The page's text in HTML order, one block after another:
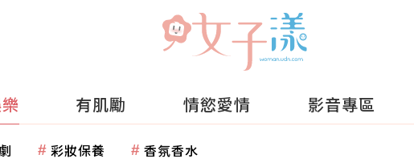
有肌勵 情慾愛情 影音專區
彩妝保養 香氛香水